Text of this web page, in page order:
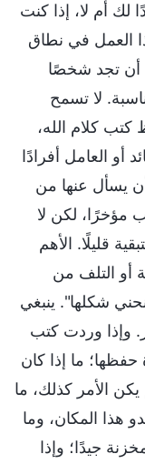
لك أم لا، إذا كنت
العمل في نطاق
أن تجد شخصًا
لا تسمح
كلام الله،
أو العامل أفرادًا
يسأل عنها من
مؤخرًا، لكن لا
قليلًا. الأهم
أو التلف من
شكلها". ينبغي
وإذا وردت كتب
ما إذا كان
يكن الأمر كذلك، ما
هذا المكان، وما
جيدًا؛ وإذا